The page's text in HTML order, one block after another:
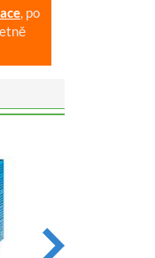
, po